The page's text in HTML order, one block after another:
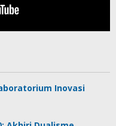
Inovasi